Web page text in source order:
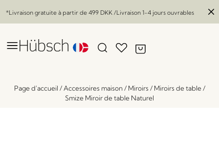
*Livraison gratuite à partir de 499 DKK /Livraison 1-4 jours ouvrables
Page d'accueil / Accessoires maison/ Miroirs / Miroirs de table/
Smize Miroir de table Naturel